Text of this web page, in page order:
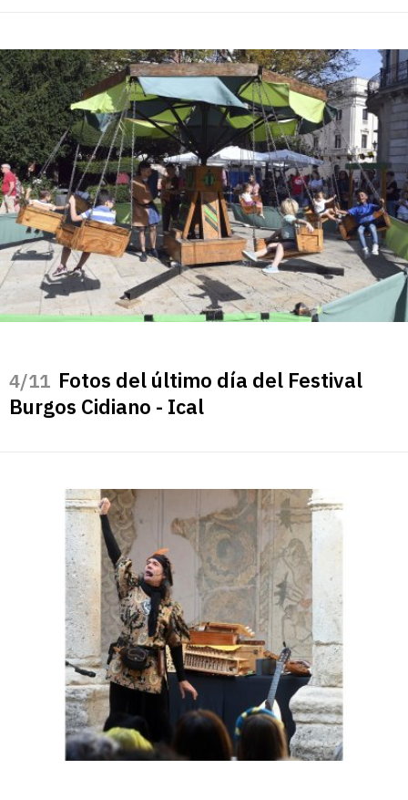
/11 Fotos del último día del Festival
Burgos Cidiano - Ical